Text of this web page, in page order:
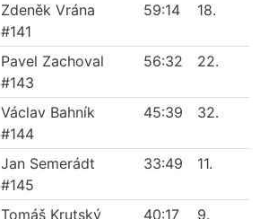
Zdeněk Vrána
#141
59:14 18.
Pavel Zachoval
#143
56:32 22.
Václav Bahník
#144
45:39 32.
Jan Semerádt
#145
33:49 11.
Tomáš Krutský
40:17 9.